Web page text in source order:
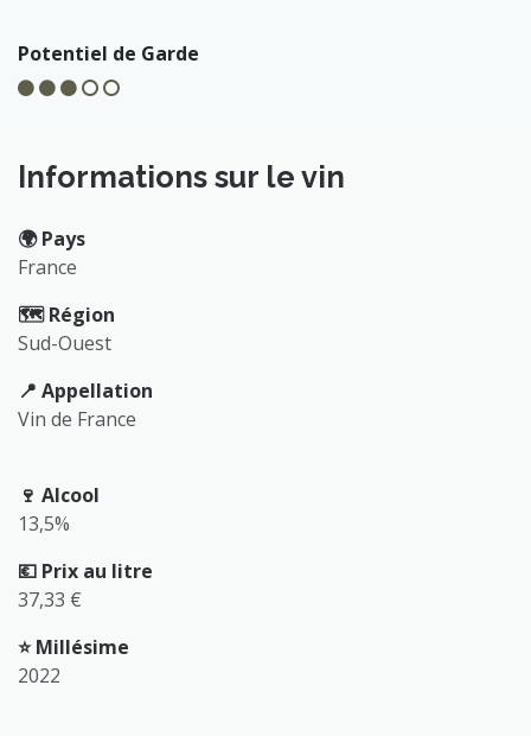
Potentiel de Garde
Informations sur le vin
🌍️ Pays
France
🗺️ Région
Sud-Ouest
📍 Appellation
Vin de France
🍷 Alcool
13,5%
💶 Prix au litre
37,33 €
⭐️ Millésime
2022